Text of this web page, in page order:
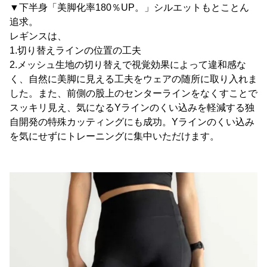
▼下半身「美脚化率180％UP。」シルエットもとことん
追求。
レギンスは、
1.切り替えラインの位置の工夫
2.メッシュ生地の切り替えで視覚効果によって違和感な
く、自然に美脚に見える工夫をウェアの随所に取り入れま
した。また、前側の股上のセンターラインをなくすことで
スッキリ見え、気になるYラインのくい込みを軽減する独
自開発の特殊カッティングにも成功。Yラインのくい込み
を気にせずにトレーニングに集中いただけます。